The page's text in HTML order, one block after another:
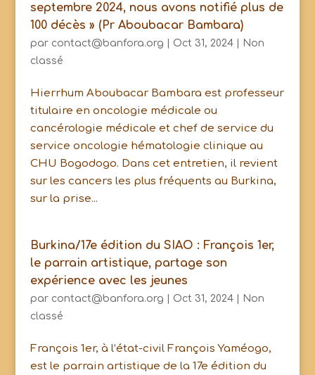
septembre 2024, nous avons notifié plus de
100 décès » (Pr Aboubacar Bambara)
par contact@banfora.org Oct 31, 2024|
Non
classé
Hierrhum Aboubacar Bambara est professeur
titulaire en oncologie médicale ou
cancérologie médicale et chef de service du
service oncologie hématologie clinique au
CHU Bogodogo. Dans cet entretien, il revient
sur les cancers les plus fréquents au Burkina,
sur la prise...
Burkina/17e édition du SIAO : François 1er,
le parrain artistique, partage son
expérience avec les jeunes
par contact@banfora.org Oct 31, 2024|
Non
classé
François 1er, à l’état-civil François Yaméogo,
est le parrain artistique de la 17e édition du